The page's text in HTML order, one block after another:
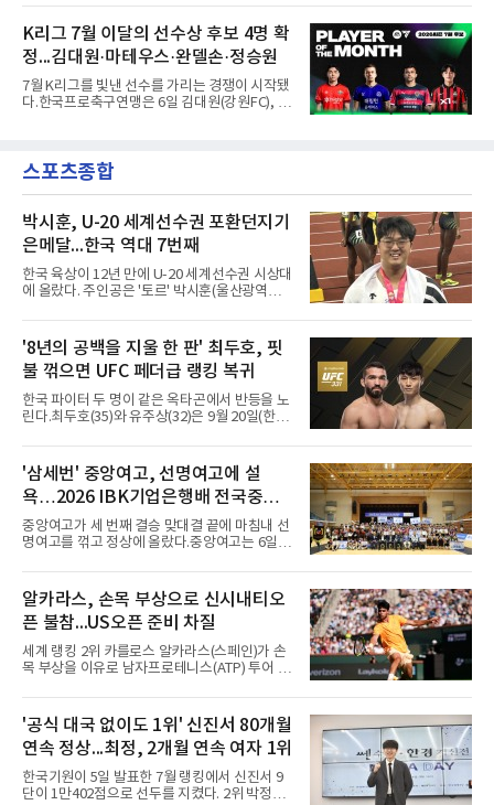
다. 2023년 사우디아라비아 알아흘리로 옮겨
2024-2025시즌과 2025-2026시즌
스가 입단 테스트를 마치고 크리스털 팰리스에
자유계약(FA)으로 합류할 전망이라고 보도했다.
큰 틀의 계약 조건은 이미 합의됐고 구단은 개막
을 앞두고 영입 절차를 서두르고 있다.그의 최근
여정은 순탄치 않았다. 고질적인 무릎 부상 끝에
지난 시즌 아스널과 상호 합의로 계약을 해지했
고, 네덜란드 아약스에서 시즌 막판 8경기를 소
다.구단의 판단은 신중했다. 크리스털 팰리스는
기량을 확신하면서도 부상
K리그 7월 이달의 선수상 후보 4명 확
정...김대원·마테우스·완델손·정승원
7월 K리그를 빛낸 선수를 가리는 경쟁이 시작됐
다.한국프로축구연맹은 6일 김대원(강원FC), 마
원이 앞선다. 7월에만 5골을 몰아쳤고 18~20라
운드 세 경기 연속 골에 19라운드 포항전 멀티
베스트11 3회에도 이름을 올렸다.나머지 후보도
만만치 않다. 마테우스는 안양 전 경기에 나서 3
골 2도움을 기록했고 19라운드 부천 원정에서 1
골 1도움으로 역전승을 이끌었다. 김대원은 강
원 전 경기를 소화하며 2골 2도움을 남겼고 18라
운드 김천전 멀티 골로 MVP
스포츠종합
박시훈, U-20 세계선수권 포환던지기
은메달...한국 역대 7번째
한국 육상이 12년 만에 U-20 세계선수권 시상대
에 올랐다. 주인공은 '토르' 박시훈(울산광역시)
진 헤이워드 필드에서 열린 세계육상연맹(WA)
20세 이하 세계선수권 남자 포환던지기 결선에
서 20.31ｍ를 던져 2위에 올랐다. 우승자 알레산
드로 보르헤스(브라질)와는 4㎝ 차이였다.기록
의 의미는 크다. 1986년 시작된 이 대회에서 한
국이 따낸 메달은 은 1개와 동 5개뿐이다. 1992
년 이진일(800ｍ)의 은메달 이후 박재홍, 박재
7번째 메달리스트가 됐다.승부는 막판에 갈렸
다. 3차 시기에서 20.31ｍ로 선
'8년의 공백을 지울 한 판' 최두호, 핏
불 꺾으면 UFC 페더급 랭킹 복귀
한국 파이터 두 명이 같은 옥타곤에서 반등을 노
린다.최두호(35)와 유주상(32)은 9월 20일(한국
서 열리는 'UFC 331: 반 vs 판토자 2'에 출전해
각각 파트리시우 핏불(39·브라질), 마이클 애즈
웰 주니어(25·미국)와 맞선다.최두호의 목표는 8
년 만의 페더급 랭킹 재진입이다. 데뷔 후 3연속
KO승으로 11위까지 올랐던 그는 2018년 7월 순
위에서 빠졌고, 병역을 마치고 2023년 복귀한
뒤 1무에 이어 다시 3연속 KO승을 기록했다.상
패 중 KO 13회, 서브미션 12회, 판정 13회를 고
루 갖췄다. 통산 17승 중 1
'삼세번' 중앙여고, 선명여고에 설
욕…2026 IBK기업은행배 전국중고
배구대회 우승
중앙여고가 세 번째 결승 맞대결 끝에 마침내 선
명여고를 꺾고 정상에 올랐다.중앙여고는 6일
행배 전국중고배구대회 18세 이하 여자부 결승
에서 선명여고를 세트스코어 3-1(13-25, 25-14,
25-17, 25-10)로 물리치고 우승을 차지했다.첫
세트를 13-25로 내주며 불안하게 출발한 중앙여
고는 이후 조직력을 되찾아 2세트부터 경기 주
도권을 완전히 장악했다. 강한 서브와 탄탄한 수
비를 앞세워 내리 세 세트를 따내며 짜릿한 역전
권대회 결승에서 모두 선명여고에 패해 준우승
에 머물렀다. 그러나 세 번째
알카라스, 손목 부상으로 신시내티오
픈 불참...US오픈 준비 차질
세계 랭킹 2위 카를로스 알카라스(스페인)가 손
목 부상을 이유로 남자프로테니스(ATP) 투어 신
와 로이터 통신 등이 6일 전했다. US오픈 타이틀
방어 준비에 빨간불이 켜진 셈이다.8일 개막해
23일 막을 내리는 신시내티오픈은 US오픈에 앞
서 열리는 마지막 마스터스 1000 대회다. 지난해
US오픈 챔피언인 그는 4월 바르셀로나오픈 2회
전 기권 이후 손목 문제로 코트를 밟지 못하고 있
다. 프랑스오픈 방어전도, 윔블던도 건너뛰었다.
'공식 대국 없이도 1위' 신진서 80개월
연속 정상...최정, 2개월 연속 여자 1위
한국기원이 5일 발표한 7월 랭킹에서 신진서 9
단이 1만402점으로 선두를 지켰다. 2위 박정환